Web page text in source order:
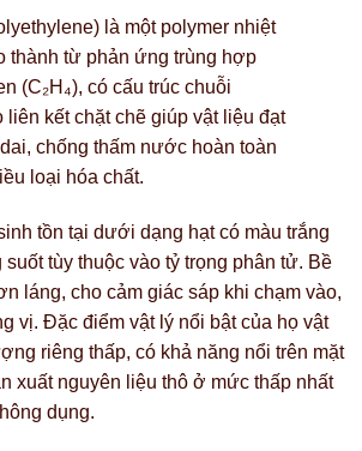
là một polymer nhiệt
thành từ phản ứng trùng hợp
(C₂H₄), có cấu trúc chuỗi
liên kết chặt chẽ giúp vật liệu đạt
chống thấm nước hoàn toàn
loại hóa chất.
tồn tại dưới dạng hạt có màu trắng
tùy thuộc vào tỷ trọng phân tử. Bề
láng, cho cảm giác sáp khi chạm vào,
vị. Đặc điểm vật lý nổi bật của họ vật
riêng thấp, có khả năng nổi trên mặt
xuất nguyên liệu thô ở mức thấp nhất
dụng.